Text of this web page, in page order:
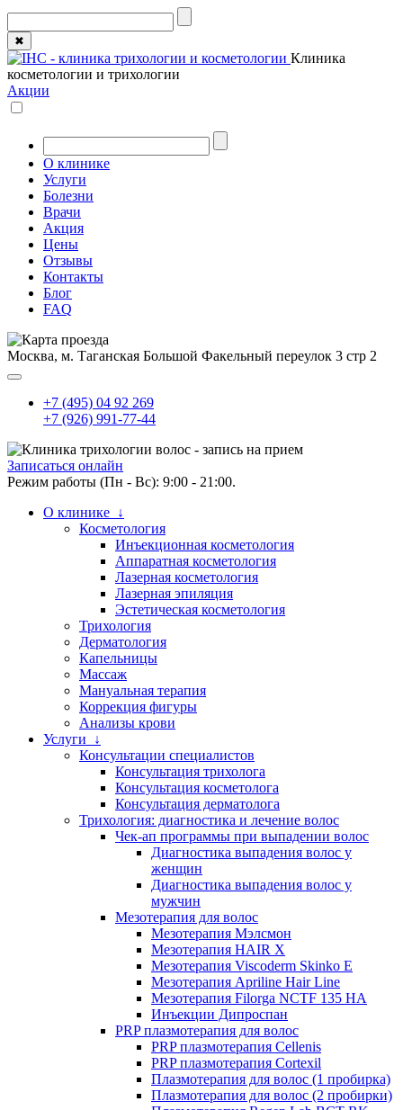
✖
Клиника
косметологии и трихологии
Акции
О клинике
Услуги
Болезни
Врачи
Акция
Цены
Отзывы
Контакты
Блог
FAQ
Москва, м. Таганская Большой Факельный переулок 3 стр 2
+7 (495) 04 92 269
+7 (926) 991-77-44
Записаться онлайн
Режим работы (Пн - Вс): 9:00 - 21:00.
О клинике ↓
Косметология
Инъекционная косметология
Аппаратная косметология
Лазерная косметология
Лазерная эпиляция
Эстетическая косметология
Трихология
Дерматология
Капельницы
Массаж
Мануальная терапия
Коррекция фигуры
Анализы крови
Услуги ↓
Консультации специалистов
Консультация трихолога
Консультация косметолога
Консультация дерматолога
Трихология: диагностика и лечение волос
Чек-ап программы при выпадении волос
Диагностика выпадения волос у
женщин
Диагностика выпадения волос у
мужчин
Мезотерапия для волос
Мезотерапия Мэлсмон
Мезотерапия HAIR X
Мезотерапия Viscoderm Skinko E
Мезотерапия Apriline Hair Line
Мезотерапия Filorga NCTF 135 HA
Инъекции Дипроспан
PRP плазмотерапия для волос
PRP плазмотерапия Cellenis
PRP плазмотерапия Cortexil
Плазмотерапия для волос (1 пробирка)
Плазмотерапия для волос (2 пробирки)